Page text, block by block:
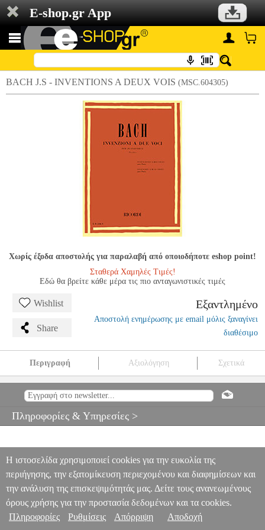
E-shop.gr App
BACH J.S - INVENTIONS A DEUX VOIS (MSC.604305)
Χωρίς έξοδα αποστολής για παραλαβή από οποιοδήποτε eshop point!
Σταθερά Χαμηλές Τιμές!
Εδώ θα βρείτε κάθε μέρα τις πιο ανταγωνιστικές τιμές
Wishlist
Share
Εξαντλημένο
Αποστολή ενημέρωσης με email μόλις ξαναγίνει
διαθέσιμο
Περιγραφή Αξιολόγηση Σχετικά
MSC.604305 RICORDI
ΜΟΥΣΙΚΑ ΒΙΒΛΙΑ
0
Πληροφορίες & Υπηρεσίες >
Η ιστοσελίδα χρησιμοποιεί cookies για την ευκολία της
περιήγησης, την εξατομίκευση περιεχομένου και διαφημίσεων και
την ανάλυση της επισκεψιμότητάς μας. Δείτε τους ανανεωμένους
όρους χρήσης για την προστασία δεδομένων και τα cookies.
Πληροφορίες
Ρυθμίσεις Απόρριψη Αποδοχή